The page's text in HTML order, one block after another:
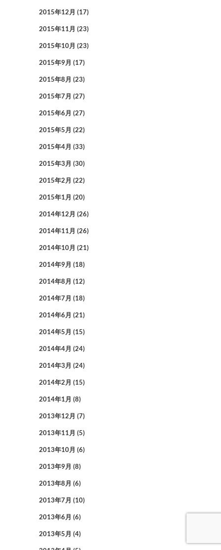
2015年12月 (17)
2015年11月 (23)
2015年10月 (23)
2015年9月 (17)
2015年8月 (23)
2015年7月 (27)
2015年6月 (27)
2015年5月 (22)
2015年4月 (33)
2015年3月 (30)
2015年2月 (22)
2015年1月 (20)
2014年12月 (26)
2014年11月 (26)
2014年10月 (21)
2014年9月 (18)
2014年8月 (12)
2014年7月 (18)
2014年6月 (21)
2014年5月 (15)
2014年4月 (24)
2014年3月 (24)
2014年2月 (15)
2014年1月 (8)
2013年12月 (7)
2013年11月 (5)
2013年10月 (6)
2013年9月 (8)
2013年8月 (6)
2013年7月 (10)
2013年6月 (6)
2013年5月 (4)